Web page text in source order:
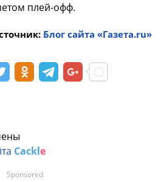
плей-офф.
Блог сайта «Газета.ru»
Cackle
Sponsored